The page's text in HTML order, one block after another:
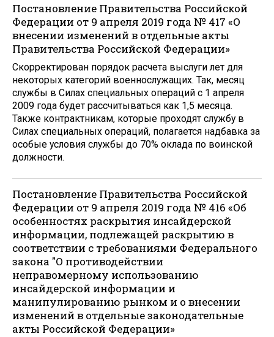
Постановление Правительства Российской
Федерации от 9 апреля 2019 года № 417 «О
внесении изменений в отдельные акты
Правительства Российской Федерации»
Скорректирован порядок расчета выслуги лет для
некоторых категорий военнослужащих. Так, месяц
службы в Силах специальных операций с 1 апреля
2009 года будет рассчитываться как 1,5 месяца.
Также контрактникам, которые проходят службу в
Силах специальных операций, полагается надбавка за
особые условия службы до 70% оклада по воинской
должности.
Постановление Правительства Российской
Федерации от 9 апреля 2019 года № 416 «Об
особенностях раскрытия инсайдерской
информации, подлежащей раскрытию в
соответствии с требованиями Федерального
закона "О противодействии
неправомерному использованию
инсайдерской информации и
манипулированию рынком и о внесении
изменений в отдельные законодательные
акты Российской Федерации»